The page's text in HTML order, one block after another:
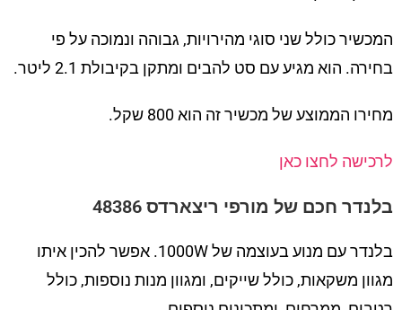
המכשיר כולל שני סוגי מהירויות, גבוהה ונמוכה על פי
בחירה. הוא מגיע עם סט להבים ומתקן בקיבולת 2.1 ליטר.
מחירו הממוצע של מכשיר זה הוא 800 שקל.
לרכישה לחצו כאן
בלנדר חכם של מורפי ריצארדס 48386
בלנדר עם מנוע בעוצמה של 1000W. אפשר להכין איתו
מגוון משקאות, כולל שייקים, ומגוון מנות נוספות, כולל